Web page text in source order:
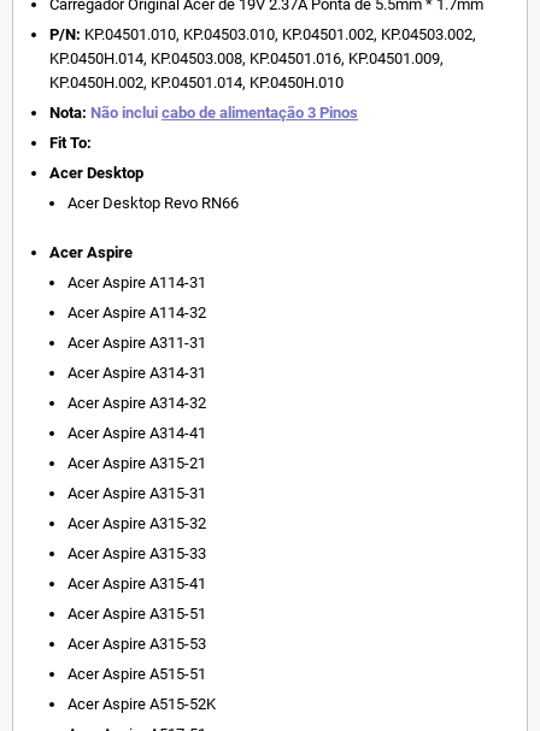
Carregador Original Acer de 19V 2.37A Ponta de 5.5mm * 1.7mm
P/N: KP.04501.010, KP.04503.010, KP.04501.002, KP.04503.002,
KP.0450H.014, KP.04503.008, KP.04501.016, KP.04501.009,
KP.0450H.002, KP.04501.014, KP.0450H.010
Nota: Não inclui cabo de alimentação 3 Pinos
Fit To:
Acer Desktop
Acer Desktop Revo RN66
Acer Aspire
Acer Aspire A114-31
Acer Aspire A114-32
Acer Aspire A311-31
Acer Aspire A314-31
Acer Aspire A314-32
Acer Aspire A314-41
Acer Aspire A315-21
Acer Aspire A315-31
Acer Aspire A315-32
Acer Aspire A315-33
Acer Aspire A315-41
Acer Aspire A315-51
Acer Aspire A315-53
Acer Aspire A515-51
Acer Aspire A515-52K